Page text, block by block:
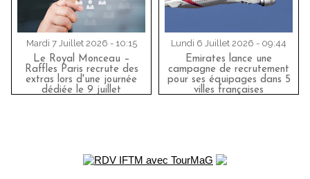
Mardi 7 Juillet 2026 - 10:15
Le Royal Monceau –
Raffles Paris recrute des
extras lors d'une journée
dédiée le 9 juillet
Lundi 6 Juillet 2026 - 09:44
Emirates lance une
campagne de recrutement
pour ses équipages dans 5
villes françaises